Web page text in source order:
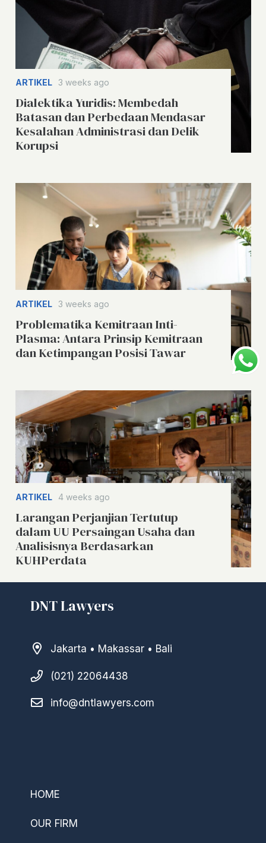
ARTIKEL 3 weeks ago
Dialektika Yuridis: Membedah
Batasan dan Perbedaan Mendasar
Kesalahan Administrasi dan Delik
Korupsi
ARTIKEL 3 weeks ago
Problematika Kemitraan Inti-
Plasma: Antara Prinsip Kemitraan
dan Ketimpangan Posisi Tawar
ARTIKEL 4 weeks ago
Larangan Perjanjian Tertutup
dalam UU Persaingan Usaha dan
Analisisnya Berdasarkan
KUHPerdata
DNT Lawyers
Jakarta • Makassar • Bali
(021) 22064438
info@dntlawyers.com
HOME
OUR FIRM